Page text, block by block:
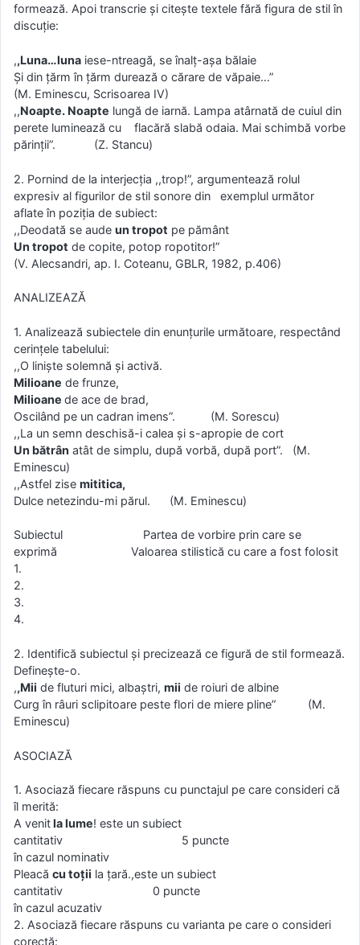
formează. Apoi transcrie şi citeşte textele fără figura de stil în
discuţie:
,,Luna…luna iese-ntreagă, se înalţ-aşa bălaie
Şi din ţărm în ţărm durează o cărare de văpaie…”
(M. Eminescu, Scrisoarea IV)
,,Noapte. Noapte lungă de iarnă. Lampa atârnată de cuiul din
perete luminează cu flacără slabă odaia. Mai schimbă vorbe
părinţii”. (Z. Stancu)
2. Pornind de la interjecţia ,,trop!”, argumentează rolul
expresiv al figurilor de stil sonore din exemplul următor
aflate în poziţia de subiect:
,,Deodată se aude un tropot pe pământ
Un tropot de copite, potop ropotitor!”
(V. Alecsandri, ap. I. Coteanu, GBLR, 1982, p.406)
ANALIZEAZĂ
1. Analizează subiectele din enunţurile următoare, respectând
cerinţele tabelului:
,,O linişte solemnă şi activă.
Milioane de frunze,
Milioane de ace de brad,
Oscilând pe un cadran imens”. (M. Sorescu)
,,La un semn deschisă-i calea şi s-apropie de cort
Un bătrân atât de simplu, după vorbă, după port”. (M.
Eminescu)
,,Astfel zise mititica,
Dulce netezindu-mi părul. (M. Eminescu)
Subiectul Partea de vorbire prin care se
exprimă Valoarea stilistică cu care a fost folosit
1.
2.
3.
4.
2. Identifică subiectul şi precizează ce figură de stil formează.
Definește-o.
,,Mii de fluturi mici, albaştri, mii de roiuri de albine
Curg în râuri sclipitoare peste flori de miere pline” (M.
Eminescu)
ASOCIAZĂ
1. Asociază fiecare răspuns cu punctajul pe care consideri că
îl merită:
A venitla lume! este un subiect
cantitativ 5 puncte
în cazul nominativ
Pleacă cu toţii la ţară.,este un subiect
cantitativ 0 puncte
în cazul acuzativ
2. Asociază fiecare răspuns cu varianta pe care o consideri
corectă: